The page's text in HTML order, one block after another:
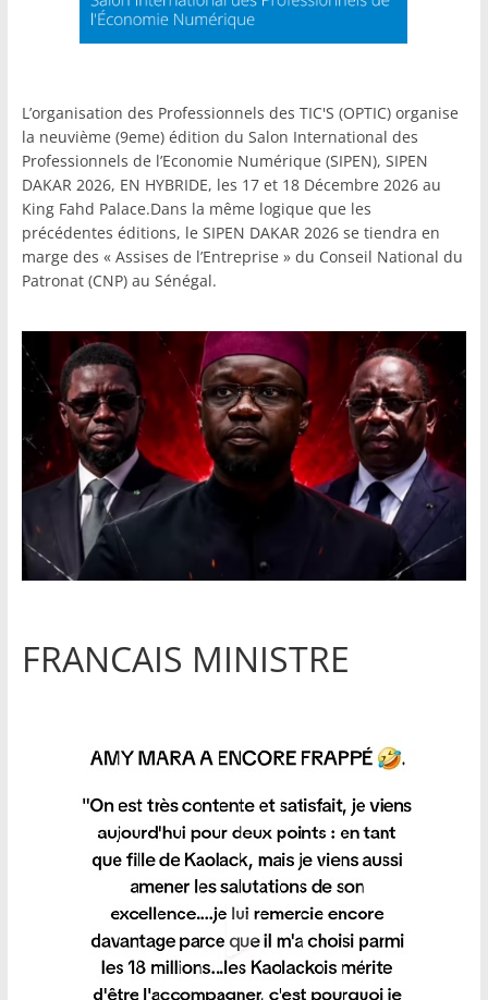
L’organisation des Professionnels des TIC'S (OPTIC) organise
la neuvième (9eme) édition du Salon International des
Professionnels de l’Economie Numérique (SIPEN), SIPEN
DAKAR 2026, EN HYBRIDE, les 17 et 18 Décembre 2026 au
King Fahd Palace.Dans la même logique que les
précédentes éditions, le SIPEN DAKAR 2026 se tiendra en
marge des « Assises de l’Entreprise » du Conseil National du
Patronat (CNP) au Sénégal.
FRANCAIS MINISTRE